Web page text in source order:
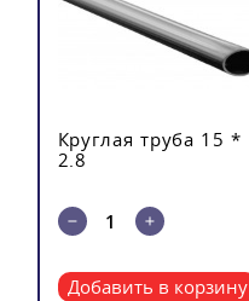
Круглая труба 15 *
2.8
Добавить в корзину